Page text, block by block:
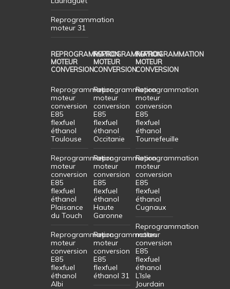
Reprogrammation
moteur 31
REPROGRAMMATION
MOTEUR
CONVERSION
Reprogrammation
moteur
conversion
E85
flexfuel
éthanol
Toulouse
Reprogrammation
moteur
conversion
E85
flexfuel
éthanol
Plaisance
du Touch
Reprogrammation
moteur
conversion
E85
flexfuel
éthanol
Albi
REPROGRAMMATION
MOTEUR
CONVERSION
Reprogrammation
moteur
conversion
E85
flexfuel
éthanol
Occitanie
Reprogrammation
moteur
conversion
E85
flexfuel
éthanol
Haute
Garonne
Reprogrammation
moteur
conversion
E85
flexfuel
éthanol 31
REPROGRAMMATION
MOTEUR
CONVERSION
Reprogrammation
moteur
conversion
E85
flexfuel
éthanol
Tournefeuille
Reprogrammation
moteur
conversion
E85
flexfuel
éthanol
Cugnaux
Reprogrammation
moteur
conversion
E85
flexfuel
éthanol
L’Isle
Jourdain